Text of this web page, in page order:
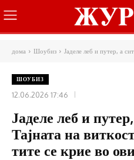
дома Шоубиз Јаделе леб и путер, а
ШОУБИЗ
12.06.2026 17:46
Јаделе леб и
Тајната на
тите се крие во